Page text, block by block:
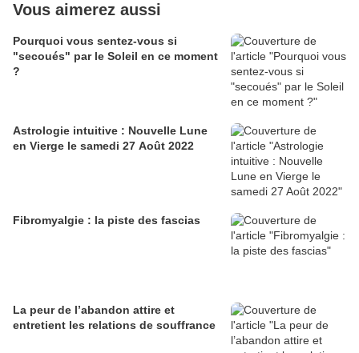
Vous aimerez aussi
Pourquoi vous sentez-vous si
"secoués" par le Soleil en ce moment
?
Astrologie intuitive : Nouvelle Lune
en Vierge le samedi 27 Août 2022
Fibromyalgie : la piste des fascias
La peur de l’abandon attire et
entretient les relations de souffrance